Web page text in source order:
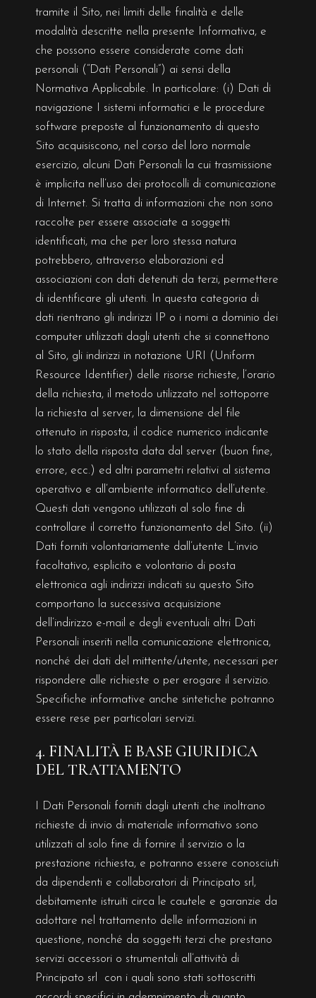
tramite il Sito, nei limiti delle finalità e delle
modalità descritte nella presente Informativa, e
che possono essere considerate come dati
personali (“Dati Personali”) ai sensi della
Normativa Applicabile. In particolare: (i) Dati di
navigazione I sistemi informatici e le procedure
software preposte al funzionamento di questo
Sito acquisiscono, nel corso del loro normale
esercizio, alcuni Dati Personali la cui trasmissione
è implicita nell’uso dei protocolli di comunicazione
di Internet. Si tratta di informazioni che non sono
raccolte per essere associate a soggetti
identificati, ma che per loro stessa natura
potrebbero, attraverso elaborazioni ed
associazioni con dati detenuti da terzi, permettere
di identificare gli utenti. In questa categoria di
dati rientrano gli indirizzi IP o i nomi a dominio dei
computer utilizzati dagli utenti che si connettono
al Sito, gli indirizzi in notazione URI (Uniform
Resource Identifier) delle risorse richieste, l’orario
della richiesta, il metodo utilizzato nel sottoporre
la richiesta al server, la dimensione del file
ottenuto in risposta, il codice numerico indicante
lo stato della risposta data dal server (buon fine,
errore, ecc.) ed altri parametri relativi al sistema
operativo e all’ambiente informatico dell’utente.
Questi dati vengono utilizzati al solo fine di
controllare il corretto funzionamento del Sito. (ii)
Dati forniti volontariamente dall’utente L’invio
facoltativo, esplicito e volontario di posta
elettronica agli indirizzi indicati su questo Sito
comportano la successiva acquisizione
dell’indirizzo e-mail e degli eventuali altri Dati
Personali inseriti nella comunicazione elettronica,
nonché dei dati del mittente/utente, necessari per
rispondere alle richieste o per erogare il servizio.
Specifiche informative anche sintetiche potranno
essere rese per particolari servizi.
4. FINALITÀ E BASE GIURIDICA
DEL TRATTAMENTO
I Dati Personali forniti dagli utenti che inoltrano
richieste di invio di materiale informativo sono
utilizzati al solo fine di fornire il servizio o la
prestazione richiesta, e potranno essere conosciuti
da dipendenti e collaboratori di Principato srl,
debitamente istruiti circa le cautele e garanzie da
adottare nel trattamento delle informazioni in
questione, nonché da soggetti terzi che prestano
servizi accessori o strumentali all’attività di
Principato srl con i quali sono stati sottoscritti